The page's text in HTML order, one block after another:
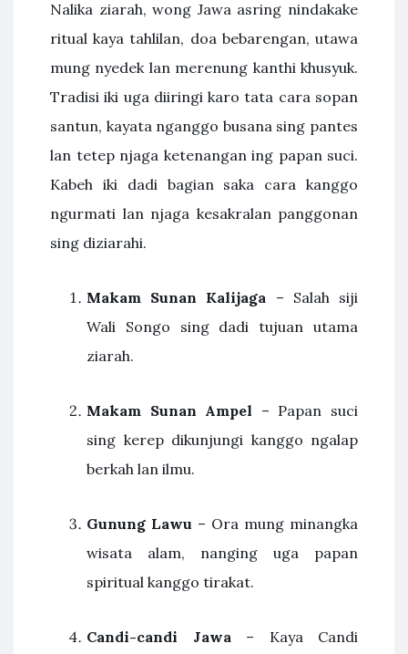
Nalika ziarah, wong Jawa asring nindakake
ritual kaya tahlilan, doa bebarengan, utawa
mung nyedek lan merenung kanthi khusyuk.
Tradisi iki uga diiringi karo tata cara sopan
santun, kayata nganggo busana sing pantes
lan tetep njaga ketenangan ing papan suci.
Kabeh iki dadi bagian saka cara kanggo
ngurmati lan njaga kesakralan panggonan
sing diziarahi.
Makam Sunan Kalijaga – Salah siji
Wali Songo sing dadi tujuan utama
ziarah.
Makam Sunan Ampel – Papan suci
sing kerep dikunjungi kanggo ngalap
berkah lan ilmu.
Gunung Lawu – Ora mung minangka
wisata alam, nanging uga papan
spiritual kanggo tirakat.
Candi-candi Jawa– Kaya Candi